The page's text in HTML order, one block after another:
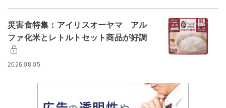
災害食特集：アイリスオーヤマ アル
ファ化米とレトルトセット商品が好調
2026.08.05